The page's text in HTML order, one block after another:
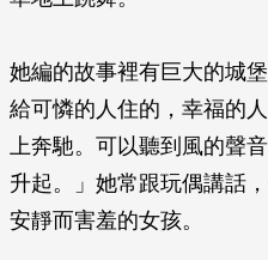
她編的故事裡有巨大的城
給可憐的人住的，幸福的
上奔馳。可以聽到風的聲
升起。」她常跟玩偶講話
安靜而害羞的女孩。